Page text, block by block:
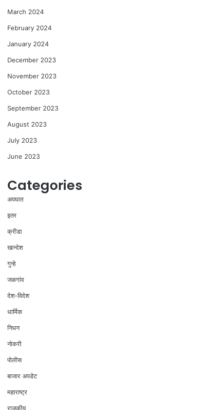
March 2024
February 2024
January 2024
December 2023
November 2023
October 2023
September 2023
August 2023
July 2023
June 2023
Categories
अपघात
इतर
क्रीडा
खान्देश
गुन्हे
जळगांव
देश-विदेश
धार्मिक
निधन
नोकरी
पोलीस
बाजार अपडेट
महाराष्ट्र
राजकीय